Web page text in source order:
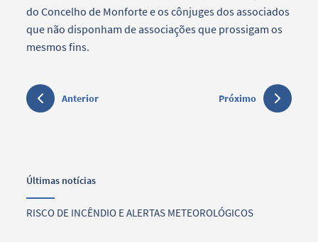
do Concelho de Monforte e os cônjuges dos associados
que não disponham de associações que prossigam os
mesmos fins.
Anterior Próximo
Últimas notícias
RISCO DE INCÊNDIO E ALERTAS METEOROLÓGICOS